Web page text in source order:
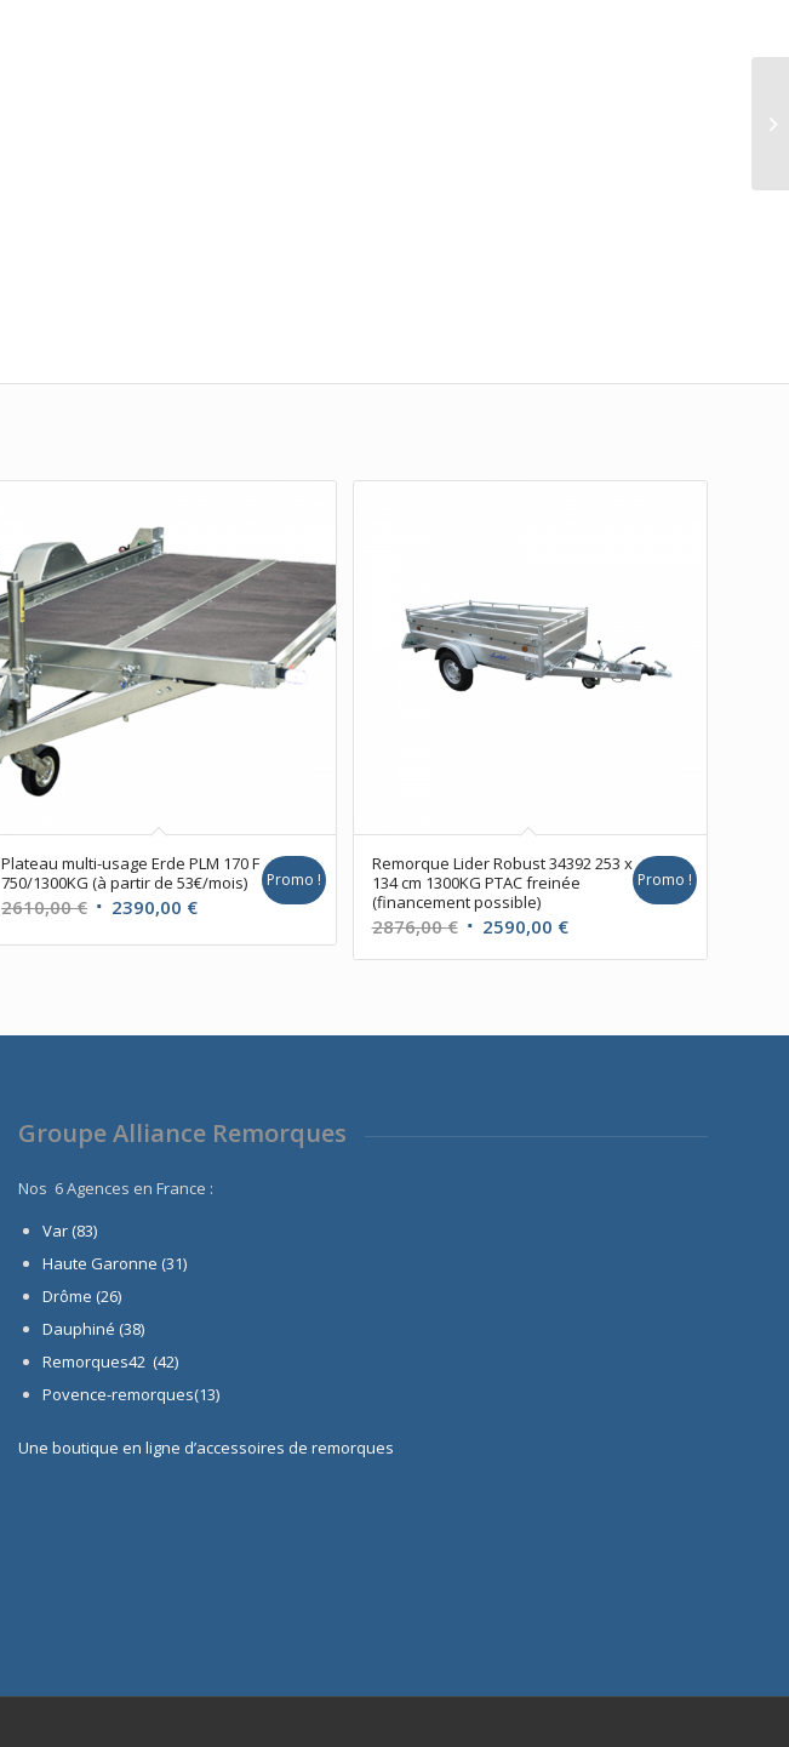
Plateau multi-usage Erde PLM 170 F
750/1300KG (à partir de 53€/mois)
2610,00€ Le 2390,00 €Le
Promo !
Remorque Lider Robust 34392 253 x
134 cm 1300KG PTAC freinée
(financement possible)
2876,00€ Le
prix
2876,00 €.
2590,00 €Le
prix
2590,00 €.
Promo !
Groupe Alliance Remorques
Nos 6 Agences en France :
Var (83)
Haute Garonne (31)
Drôme (26)
Dauphiné (38)
Remorques42 (42)
Povence-remorques(13)
Une boutique en ligne d’accessoires de remorques